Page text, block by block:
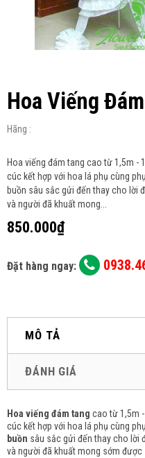
Hoa Viếng
Hãng :
Hoa viếng đám tang cao từ 1,5m -
cúc kết hợp với hoa lá phụ cùng
buồn sâu sắc gửi đến thay cho lời
và người đã khuất mong...
850.000₫
Đặt hàng ngay:
MÔ TẢ
ĐÁNH GIÁ
Hoa viếng đám tang cao từ 1,5m
cúc kết hợp với hoa lá phụ cùng
buồn sâu sắc gửi đến thay cho lời
và người đã khuất mong sớm được